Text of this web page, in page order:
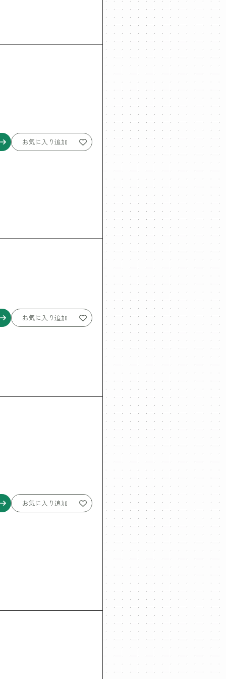
お気に入り追加
お気に入り追加
お気に入り追加